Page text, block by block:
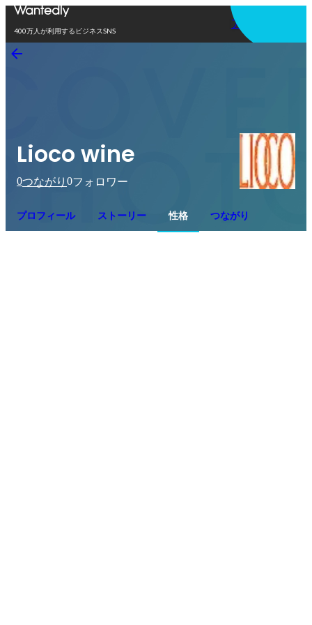
400万人が利用するビジネスSNS
アプリを使う
Lioco wine
0つながり 0フォロワー
プロフィール ストーリー 性格 つながり